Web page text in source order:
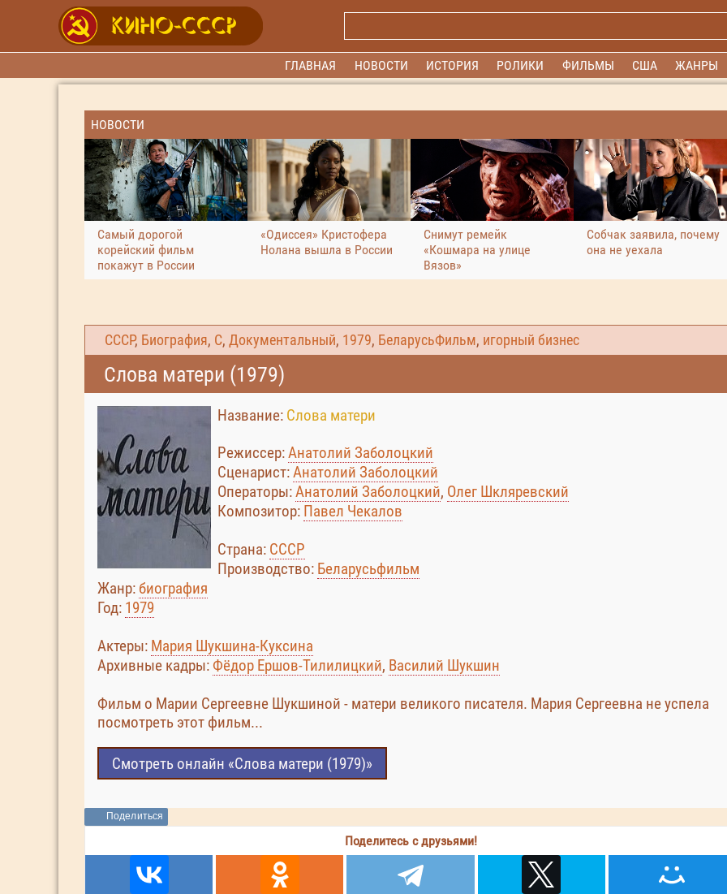
ГЛАВНАЯ НОВОСТИ ИСТОРИЯ РОЛИКИ ФИЛЬМЫ США ЖАНРЫ
НОВОСТИ
Самый дорогой
корейский фильм
покажут в России
«Одиссея» Кристофера
Нолана вышла в России
Снимут ремейк
«Кошмара на улице
Вязов»
Собчак заявила, почему
она не уехала
СССР, Биография, С, Документальный, 1979, БеларусьФильм, игорный бизнес
Слова матери (1979)
Название: Слова матери
Режиссер:Анатолий Заболоцкий
Сценарист:Анатолий Заболоцкий
Операторы:Анатолий Заболоцкий, Олег Шкляревский
Композитор: Павел Чекалов
Страна: СССР
Производство: Беларусьфильм
Жанр: биография
Год: 1979
Актеры: Мария Шукшина-Куксина
Архивные кадры:Фёдор Ершов-Тилилицкий, Василий Шукшин
Фильм о Марии Сергеевне Шукшиной - матери великого писателя. Мария Сергеевна не успела
посмотреть этот фильм...
Смотреть онлайн «Слова матери (1979)»
Поделиться
Поделитесь с друзьями!